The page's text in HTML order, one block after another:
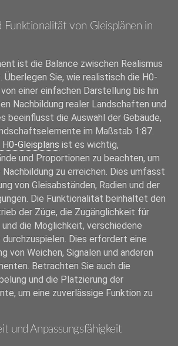
Funktionalität von Gleisplänen in
ist die Balance zwischen Realismus
Überlegen Sie, wie realistisch die H0-
einer einfachen Darstellung bis hin
Nachbildung realer Landschaften und
beeinflusst die Auswahl der Gebäude,
im Maßstab 1:87.
Gleisplans ist es wichtig,
und Proportionen zu beachten, um
zu erreichen. Dies umfasst
von Gleisabständen, Radien und der
Die Funktionalität beinhaltet den
der Züge, die Zugänglichkeit für
die Möglichkeit, verschiedene
Dies erfordert eine
von Weichen, Signalen und anderen
Betrachten Sie auch die
und die Platzierung der
um eine zuverlässige Funktion zu
und Anpassungsfähigkeit